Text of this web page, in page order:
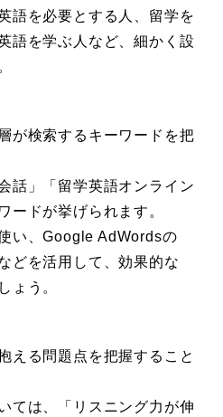
語を必要とする人、留学を
語を学ぶ人など、細かく設
が検索するキーワードを把
話」「留学英語オンライン
ードが挙げられます。
い、Google AdWordsの
どを活用して、効果的な
ょう。
える問題点を把握すること
ては、「リスニング力が伸